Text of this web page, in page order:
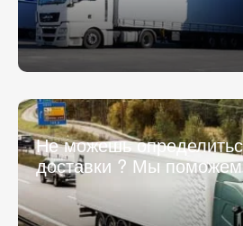
Не можешь
доставки ? Мы